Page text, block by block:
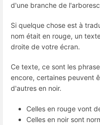
d'une branche de
Si quelque chose est à
nom était en rouge, un
droite de votre écran.
Ce texte, ce sont les
encore, certaines peuvent
d'autres en noir.
Celles en rouge vont
Celles en noir sont